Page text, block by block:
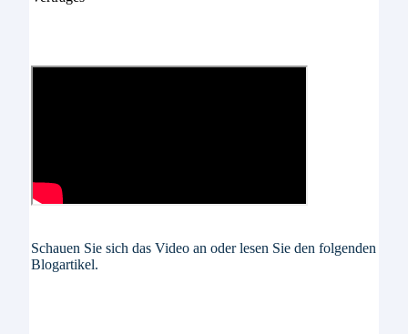
Schauen Sie sich das Video an oder lesen Sie den folgenden
Blogartikel.